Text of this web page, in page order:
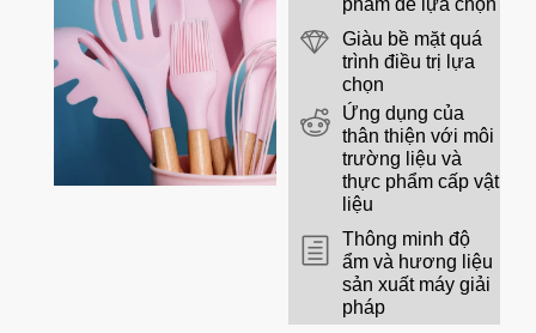
Giàu bề mặt quá
trình điều trị lựa
chọn
Ứng dụng của
thân thiện với môi
trường liệu và
thực phẩm cấp vật
liệu
Thông minh độ
ẩm và hương liệu
sản xuất máy giải
pháp